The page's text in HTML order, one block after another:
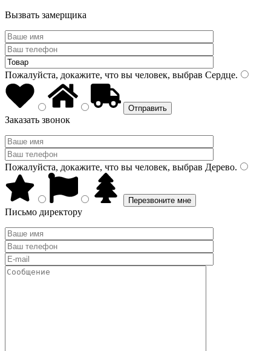
Вызвать замерщика
Пожалуйста, докажите, что вы человек, выбрав Сердце.
Заказать звонок
Пожалуйста, докажите, что вы человек, выбрав Дерево.
Письмо директору